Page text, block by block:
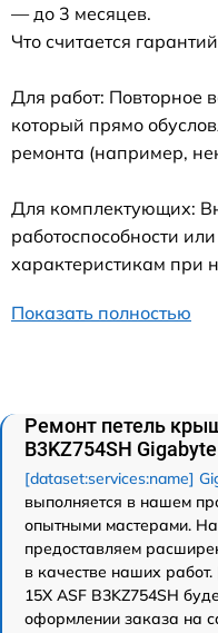
— до 3 месяцев.
Что считается
Для работ: Повторное
который прямо
ремонта (например,
Для комплектующих:
работоспособности
характеристикам при
Показать полностью
Ремонт петель
B3KZ754SH Gigabyte
[dataset:services:name]
выполняется в нашем
опытными мастерами.
предоставляем
в качестве наших
15X ASF B3KZ754SH
оформлении заказа на